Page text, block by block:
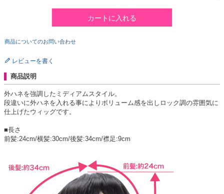
カートに入れる
商品についてのお問い合わせ
レビューを書く
商品説明
外ハネを強調したミディアムスタイル。
段違いに外ハネを入れる事によりボリューム感を出しロック調の雰囲気に
仕上げたウィッグです。
■長さ
前髪:24cm/横髪:30cm/後髪:34cm/襟足:9cm